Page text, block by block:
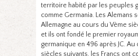
territoire habité par les peuples
comme Germania. Les Alemans
Allemagne au cours du Vème
et ils ont fondé le premier
germanique en 496 après JC. Au
siècles suivants, les Francs ont